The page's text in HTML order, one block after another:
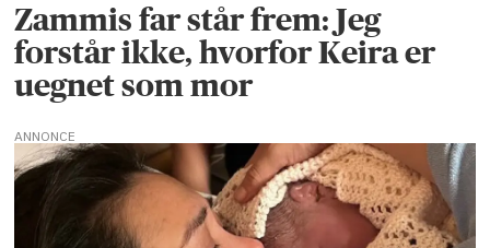
Zammis far står frem: Jeg
forstår ikke, hvorfor Keira er
uegnet som mor
ANNONCE